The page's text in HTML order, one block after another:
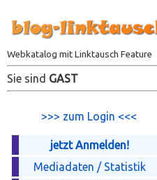
Webkatalog mit Linktausch Feature
Sie sind GAST
>>> zum Login <<<
jetzt Anmelden!
Mediadaten / Statistik